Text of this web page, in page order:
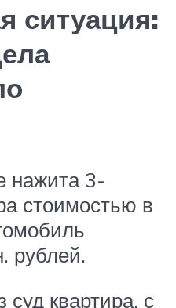
ситуация:
нажита 3-
стоимостью в
рублей.
суд квартира, с